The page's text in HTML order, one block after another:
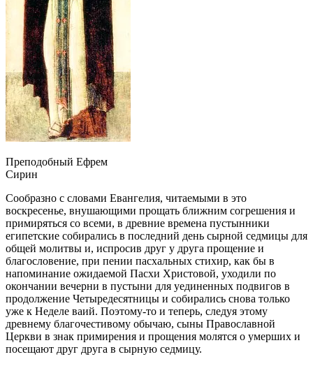
Преподобный Ефрем
Сирин
Сообразно с словами Евангелия, читаемыми в это
воскресенье, внушающими прощать ближним согрешения и
примиряться со всеми, в древние времена пустынники
египетские собирались в последний день сырной седмицы для
общей молитвы и, испросив друг у друга прощение и
благословение, при пении пасхальных стихир, как бы в
напоминание ожидаемой Пасхи Христовой, уходили по
окончании вечерни в пустыни для уединенных подвигов в
продолжение Четыредесятницы и собирались снова только
уже к Неделе ваий. Поэтому-то и теперь, следуя этому
древнему благочестивому обычаю, сыны Православной
Церкви в знак примирения и прощения молятся о умерших и
посещают друг друга в сырную седмицу.